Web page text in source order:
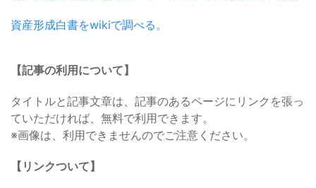
資産形成白書をwikiで調べる。
【記事の利用について】
タイトルと記事文章は、記事のあるページにリンクを張っ
ていただければ、無料で利用できます。
※画像は、利用できませんのでご注意ください。
【リンクついて】